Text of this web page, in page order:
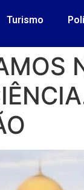
Turismo